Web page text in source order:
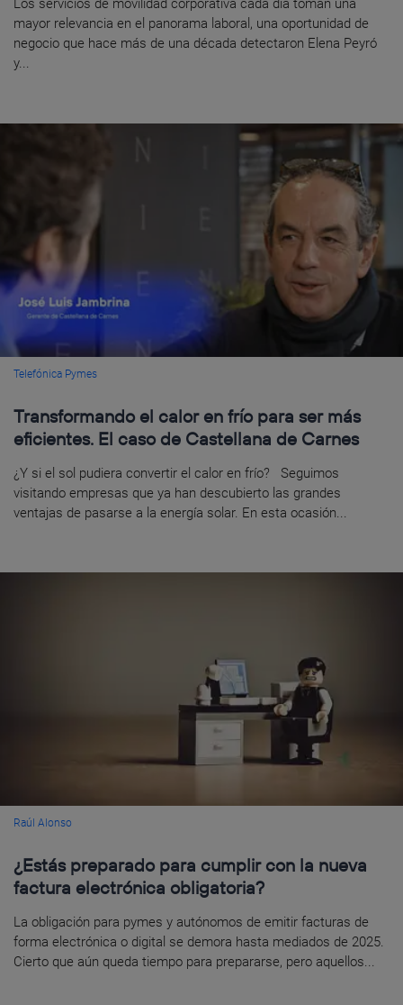
Los servicios de movilidad corporativa cada día toman una
mayor relevancia en el panorama laboral, una oportunidad de
negocio que hace más de una década detectaron Elena Peyró
y...
Telefónica Pymes
Transformando el calor en frío para ser más
eficientes. El caso de Castellana de Carnes
¿Y si el sol pudiera convertir el calor en frío? Seguimos
visitando empresas que ya han descubierto las grandes
ventajas de pasarse a la energía solar. En esta ocasión...
Raúl Alonso
¿Estás preparado para cumplir con la nueva
factura electrónica obligatoria?
La obligación para pymes y autónomos de emitir facturas de
forma electrónica o digital se demora hasta mediados de 2025.
Cierto que aún queda tiempo para prepararse, pero aquellos...